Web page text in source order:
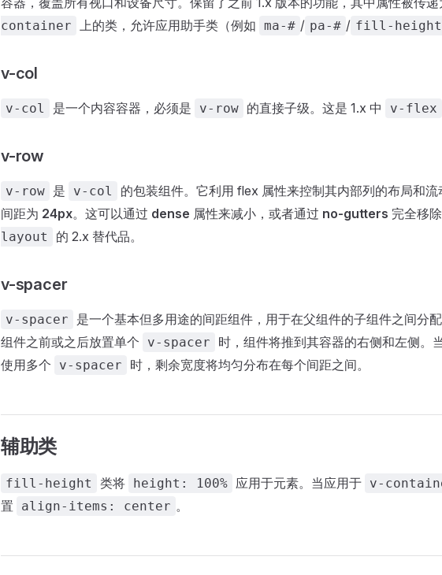
container 上的类，允许应用助手类（例如 ma-# / pa-# / fill-height
v-col
v-col 是一个内容容器，必须是 v-row 的直接子级。这是 1.x 中 v-flex
v-row
v-row 是 v-col
的包装组件。它利用 flex 属性来控制其内部列的布局和
间距为 24px。这可以通过 dense 属性来减小，或者通过 no-gutters 完全移
layout
的 2.x 替代品。
v-spacer
v-spacer
是一个基本但多用途的间距组件，用于在父组件的子组件之间分
组件之前或之后放置单个
v-spacer
时，组件将推到其容器的右侧和左侧。
使用多个
v-spacer 时，剩余宽度将均匀分布在每个间距之间。
辅助类
fill-height 类将 height: 100% 应用于元素。当应用于 v-
置
align-items: center 。